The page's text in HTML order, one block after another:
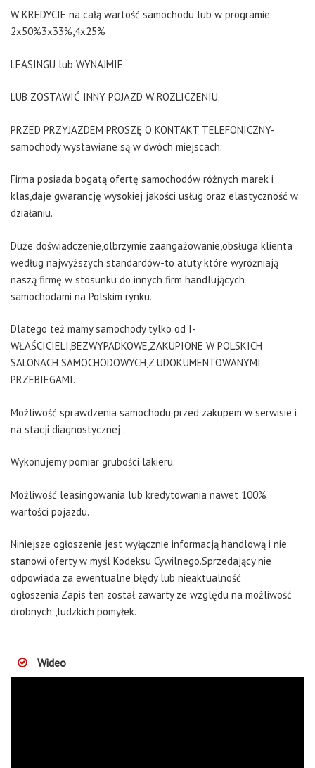
W KREDYCIE na całą wartość samochodu lub w programie
2x50%3x33%,4x25%
LEASINGU lub WYNAJMIE
LUB ZOSTAWIĆ INNY POJAZD W ROZLICZENIU.
PRZED PRZYJAZDEM PROSZĘ O KONTAKT TELEFONICZNY-
samochody wystawiane są w dwóch miejscach.
Firma posiada bogatą ofertę samochodów różnych marek i
klas,daje gwarancję wysokiej jakości usług oraz elastyczność w
działaniu.
Duże doświadczenie,olbrzymie zaangażowanie,obsługa klienta
według najwyższych standardów-to atuty które wyróżniają
naszą firmę w stosunku do innych firm handlujących
samochodami na Polskim rynku.
Dlatego też mamy samochody tylko od I-
WŁAŚCICIELI,BEZWYPADKOWE,ZAKUPIONE W POLSKICH
SALONACH SAMOCHODOWYCH,Z UDOKUMENTOWANYMI
PRZEBIEGAMI.
Możliwość sprawdzenia samochodu przed zakupem w serwisie i
na stacji diagnostycznej .
Wykonujemy pomiar grubości lakieru.
Możliwość leasingowania lub kredytowania nawet 100%
wartości pojazdu.
Niniejsze ogłoszenie jest wyłącznie informacją handlową i nie
stanowi oferty w myśl Kodeksu Cywilnego.Sprzedający nie
odpowiada za ewentualne błędy lub nieaktualność
ogłoszenia.Zapis ten został zawarty ze względu na możliwość
drobnych ,ludzkich pomyłek.
Wideo